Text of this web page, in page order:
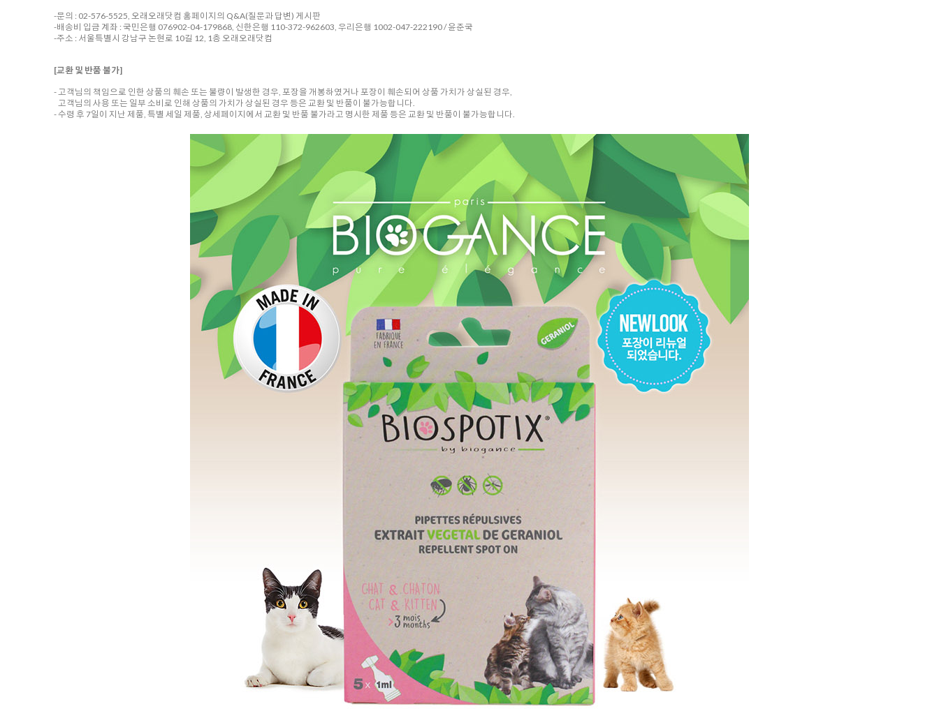
-문의 : 02-576-5525, 오래오래닷컴 홈페이지의 Q&A(질문과 답변) 게시판
-배송비 입금 계좌 : 국민은행 076902-04-179868, 신한은행 110-372-962603, 우리은행 1002-047-222190 / 윤준국
-주소 : 서울특별시 강남구 논현로 10길 12, 1층 오래오래닷컴
[교환 및 반품 불가]
- 고객님의 책임으로 인한 상품의 훼손 또는 불량이 발생한 경우, 포장을 개봉하였거나 포장이 훼손되어 상품 가치가 상실된 경우,
고객님의 사용 또는 일부 소비로 인해 상품의 가치가 상실된 경우 등은 교환 및 반품이 불가능합니다.
- 수령 후 7일이 지난 제품, 특별 세일 제품, 상세페이지에서 교환 및 반품 불가라고 명시한 제품 등은 교환 및 반품이 불가능합니다.